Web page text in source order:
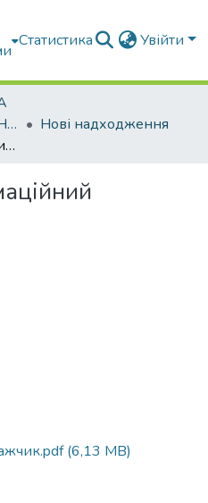
Статистика Увійти
Матеріали бібліотеки КНУБА
Нові надходження
№5 2026 Інформаційний бюлетень
(6,13 MB)